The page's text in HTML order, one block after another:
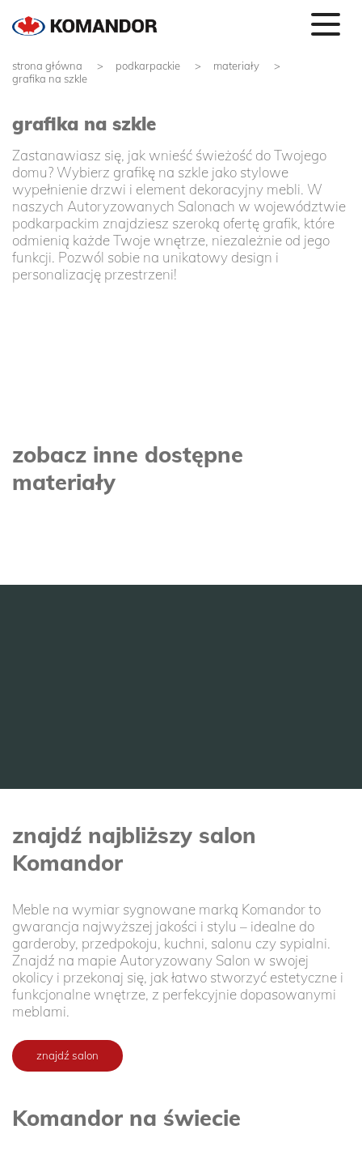
strona główna podkarpackie
materiały
grafika na szkle
grafika na szkle
Zastanawiasz się, jak wnieść świeżość do Twojego
domu? Wybierz grafikę na szkle jako stylowe
wypełnienie drzwi i element dekoracyjny mebli. W
naszych Autoryzowanych Salonach w województwie
podkarpackim znajdziesz szeroką ofertę grafik, które
odmienią każde Twoje wnętrze, niezależnie od jego
funkcji. Pozwól sobie na unikatowy design i
personalizację przestrzeni!
zobacz inne dostępne
materiały
znajdź najbliższy salon
Komandor
Meble na wymiar sygnowane marką Komandor to
gwarancja najwyższej jakości i stylu – idealne do
garderoby, przedpokoju, kuchni, salonu czy sypialni.
Znajdź na mapie Autoryzowany Salon w swojej
okolicy i przekonaj się, jak łatwo stworzyć estetyczne i
funkcjonalne wnętrze, z perfekcyjnie dopasowanymi
meblami.
znajdź salon
Komandor na świecie